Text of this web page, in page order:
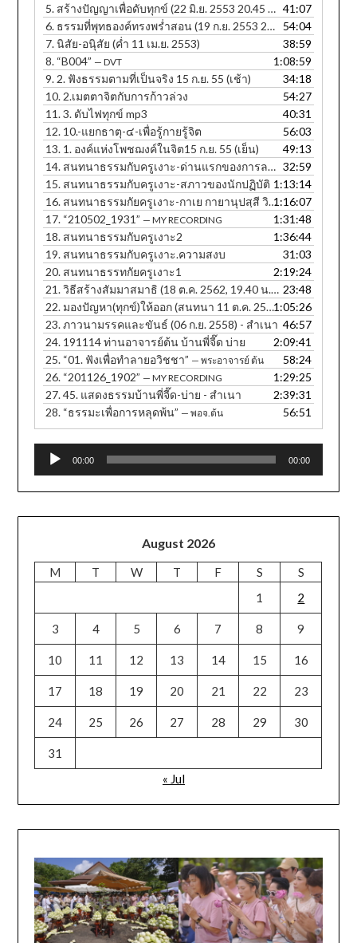
5. สร้างปัญญาเพื่อดับทุกข์ (22 มิ.ย. 2553 20.45 น.)
41:07
6. ธรรมที่พุทธองค์ทรงพร่ำสอน (19 ก.ย. 2553 20.25 น.)
54:04
7.นิสัย-อนุิสัย (ค่ำ 11 เม.ย. 2553)
38:59
8. “B004” — DVT
1:08:59
9. 2. ฟังธรรมตามที่เป็นจริง 15 ก.ย. 55 (เช้า)
34:18
10. 2.เมตตาจิตกับการก้าวล่วง
54:27
11.3. ดับไฟทุกข์ mp3
40:31
12. 10.-แยกธาตุ-๔-เพื่อรู้กายรู้จิต
56:03
13. 1. องค์แห่งโพชฌงค์ในจิต15 ก.ย. 55 (เย็น)
49:13
14. สนทนาธรรมกับครูเงาะ-ด่านแรกของการละกิเลส
32:59
15. สนทนาธรรมกับครูเงาะ-สภาวของนักปฏิบัติ 1:13:14
16. สนทนาธรรมกัยครูเงาะ-กาเย กายานุปสฺสี วิหรติ 1:16:07
17. “210502_1931” — MY RECORDING
1:31:48
18. สนทนาธรรมกับครูเงาะ2
1:36:44
19. สนทนาธรรมกับครูเงาะ.ความสงบ
31:03
20. สนทนาธรรทกัยครูเงาะ1
2:19:24
21.วิธีสร้างสัมมาสมาธิ (18 ต.ค. 2562, 19.40 น. ภาษาอีสาน)
23:48
22. มองปัญหา(ทุกข์)ให้ออก (สนทนา 11 ต.ค. 2560, 12.30 น.) - สำเนา 1:05:26
23.ภาวนามรรคและขันธ์ (06 ก.ย. 2558) - สำเนา 46:57
24. 191114 ท่านอาจารย์ต้น บ้านพี่จี๊ด บ่าย
2:09:41
25. “01. ฟังเพื่อทำลายอวิชชา” — พระอาจารย์ ต้น
58:24
26. “201126_1902” — MY RECORDING
1:29:25
27.45. แสดงธรรมบ้านพี่จี๊ด-บ่าย - สำเนา
2:39:31
28. “ธรรมะเพื่อการหลุดพ้น” — พอจ.ต้น 56:51
Audio
00:00 00:00
August 2026
M T W T F S
S
1
2
3 4 5 6 7 8 9
10 11 12 13 14 15 16
17 18 19 20 21 22 23
24 25 26 27 28 29 30
31
« Jul